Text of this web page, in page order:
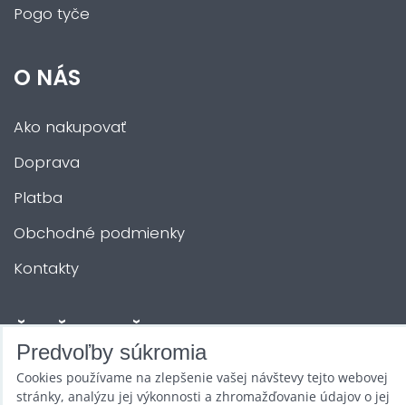
Pogo tyče
O NÁS
Ako nakupovať
Doprava
Platba
Obchodné podmienky
Kontakty
ĎALŠIE SLUŽBY
Zábava na Vašu akciu
Predvoľby súkromia
Cookies používame na zlepšenie vašej návštevy tejto webovej
stránky, analýzu jej výkonnosti a zhromažďovanie údajov o jej